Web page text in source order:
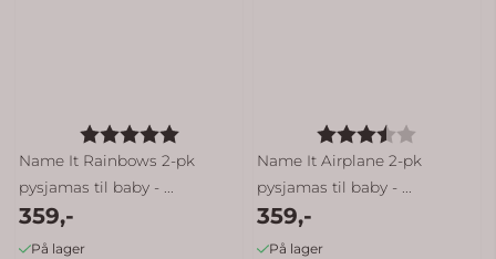
Karakter: 5.0 av 5 mulige
Name It Rainbows 2-pk
pysjamas til baby - ...
359,-
På lager
Karakter:
Name It Airplane 2-pk
pysjamas til baby - ...
359,-
På lager